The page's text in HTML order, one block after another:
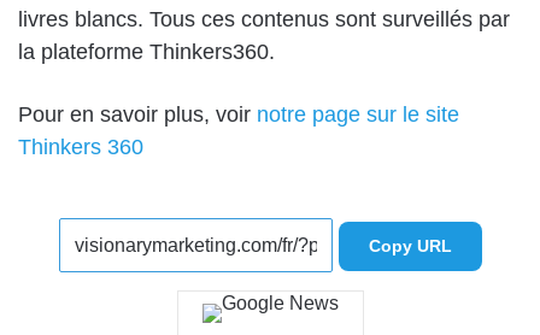
livres blancs. Tous ces contenus sont surveillés par
la plateforme Thinkers360.
Pour en savoir plus, voir notre page sur le site
Thinkers 360
Copy URL